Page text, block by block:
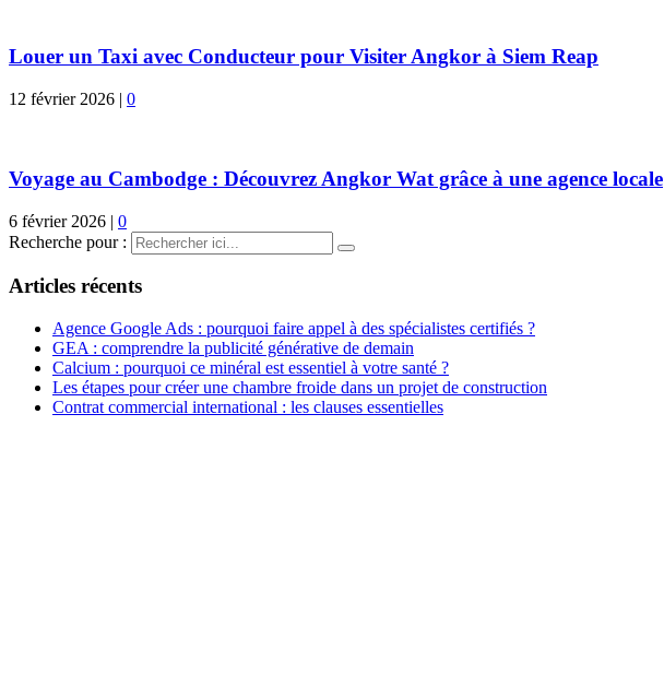
Louer un Taxi avec Conducteur pour Visiter Angkor à Siem Reap
12 février 2026 | 0
Voyage au Cambodge : Découvrez Angkor Wat grâce à une agence locale
6 février 2026 | 0
Recherche pour :
Articles récents
Agence Google Ads : pourquoi faire appel à des spécialistes certifiés ?
GEA : comprendre la publicité générative de demain
Calcium : pourquoi ce minéral est essentiel à votre santé ?
Les étapes pour créer une chambre froide dans un projet de construction
Contrat commercial international : les clauses essentielles